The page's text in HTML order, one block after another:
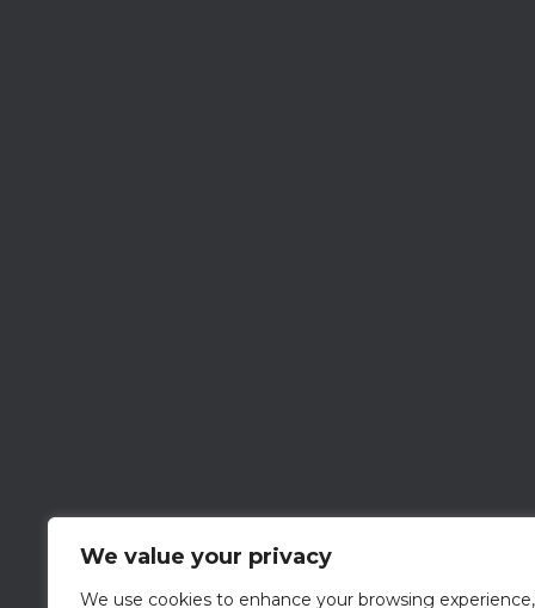
We value your privacy
We use cookies to enhance your browsing experience,